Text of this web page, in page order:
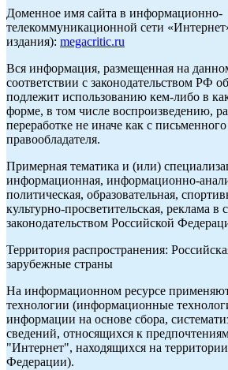
Доменное имя сайта в информационно-
телекоммуникационной сети
издания): megacritic.ru
Вся информация, размещенная на
соответствии с законодательством РФ
подлежит использованию кем-либо в
форме, в том числе воспроизведению,
переработке не иначе как с
правообладателя.
Примерная тематика и (или)
информационная, информационно-
политическая, образовательная,
культурно-просветительская, реклама в
законодательством Российской
Территория распространения:
зарубежные страны
На информационном ресурсе
технологии (информационные
информации на основе сбора,
сведений, относящихся к
"Интернет", находящихся на
Федерации).